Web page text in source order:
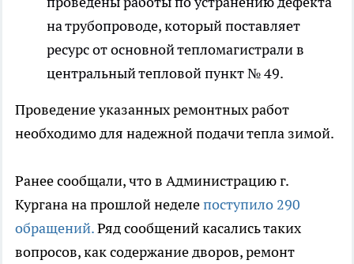
на трубопроводе, который поставляет
ресурс от основной тепломагистрали в
центральный тепловой пункт № 49.
Проведение указанных ремонтных работ
необходимо для надежной подачи тепла зимой.
Ранее сообщали, что в Администрацию г.
Кургана на прошлой неделепоступило 290
обращений.Ряд сообщений касались таких
вопросов, как содержание дворов, ремонт